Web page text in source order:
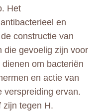
Het
en
constructie van
die gevoelig zijn voor
om bacteriën
en actie van
verspreiding ervan.
zijn tegen H.